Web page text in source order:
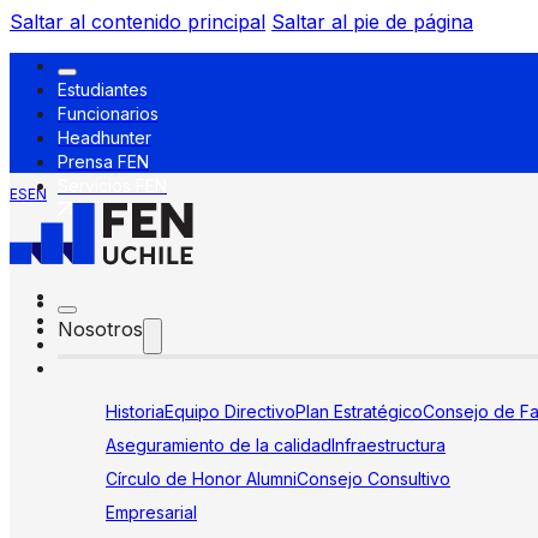
Saltar al contenido principal Saltar al pie de página
Estudiantes
Funcionarios
Headhunter
Prensa FEN
ESEN
Nosotros
HistoriaEquipo DirectivoPlan EstratégicoConsejo de
Aseguramiento de la calidadInfraestructura
Círculo de Honor AlumniConsejo Consultivo
Empresarial